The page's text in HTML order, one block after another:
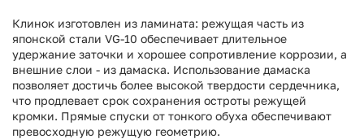
Клинок изготовлен из ламината: режущая часть из
японской стали VG-10 обеспечивает длительное
удержание заточки и хорошее сопротивление коррозии, а
внешние слои - из дамаска. Использование дамаска
позволяет достичь более высокой твердости сердечника,
что продлевает срок сохранения остроты режущей
кромки. Прямые спуски от тонкого обуха обеспечивают
превосходную режущую геометрию.